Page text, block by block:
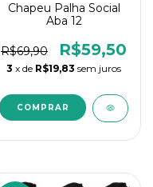
Chapeu Palha Social
Aba 12
R$69,90 R$59,50
3 x de R$19,83 sem juros